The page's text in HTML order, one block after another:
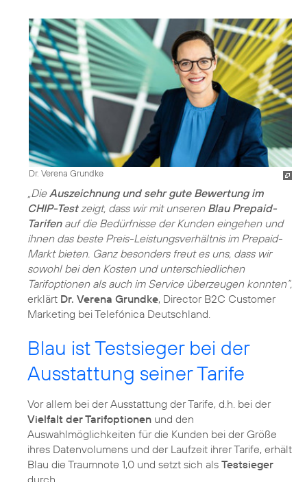
Dr. Verena Grundke
„DieAuszeichnung und sehr gute Bewertung im
CHIP-Testzeigt, dass wir mit unseren Blau Prepaid-
Tarifenauf die Bedürfnisse der Kunden eingehen und
ihnen das beste Preis-Leistungsverhältnis im Prepaid-
Markt bieten. Ganz besonders freut es uns, dass wir
sowohl bei den Kosten und unterschiedlichen
Tarifoptionen als auch im Service überzeugen konnten“,
erklärt Dr. Verena Grundke, Director B2C Customer
Marketing bei Telefónica Deutschland.
Blau ist Testsieger bei der
Ausstattung seiner Tarife
Vor allem bei der Ausstattung der Tarife, d.h. bei der
Vielfalt der Tarifoptionen und den
Auswahlmöglichkeiten für die Kunden bei der Größe
ihres Datenvolumens und der Laufzeit ihrer Tarife, erhält
Blau die Traumnote 1,0 und setzt sich als Testsieger